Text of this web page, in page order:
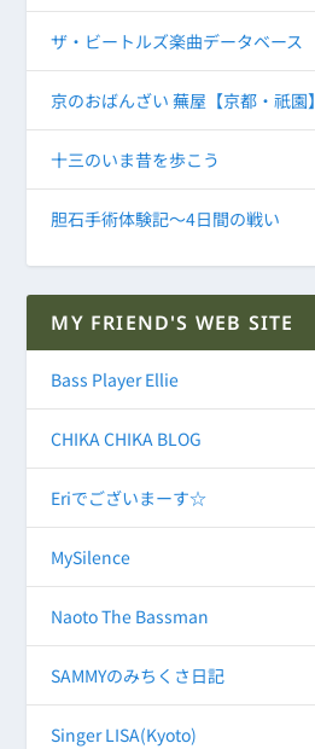
ザ・ビートルズ楽曲データベース
京のおばんざい 蕪屋【京都・祇園】
十三のいま昔を歩こう
胆石手術体験記～4日間の戦い
MY FRIEND'S WEB SITE
Bass Player Ellie
CHIKA CHIKA BLOG
Eriでございまーす☆
MySilence
Naoto The Bassman
SAMMYのみちくさ日記
Singer LISA(Kyoto)